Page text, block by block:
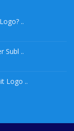
..
Subl ..
Logo ..